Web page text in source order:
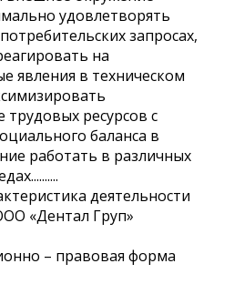
удовлетворять
запросах,
на
явления в техническом
трудовых ресурсов с
баланса в
работать в различных
деятельности
«Дентал Груп»
– правовая форма